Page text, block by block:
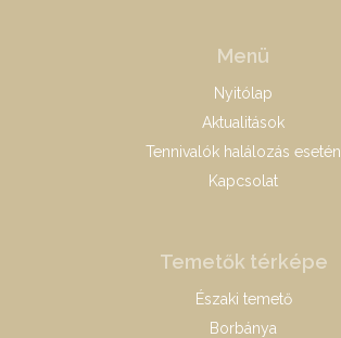
Menü
Nyitólap
Aktualitások
Tennivalók halálozás esetén
Kapcsolat
Temetők térképe
Északi temető
Borbánya